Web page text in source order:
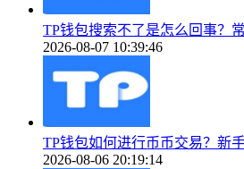
TP钱包搜索不了是怎么回事？
2026-08-07 10:39:46
TP钱包如何进行币币交易？新
2026-08-06 20:19:14